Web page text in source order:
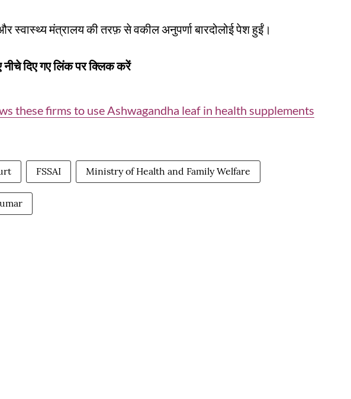
स्वास्थ्य मंत्रालय की तरफ़ से वकील अनुपर्णा बारदोलोई पेश हुईं।
दिए गए लिंक पर क्लिक करें
these firms to use Ashwagandha leaf in health supplements
FSSAI Ministry of Health and Family Welfare